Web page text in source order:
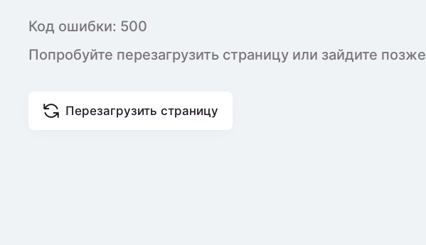
Код ошибки: 500
Попробуйте перезагрузить страницу или зайдите позже
Перезагрузить страницу